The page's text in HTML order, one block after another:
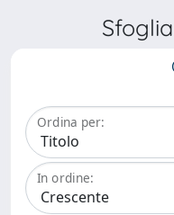
Ordina per:
In ordine: